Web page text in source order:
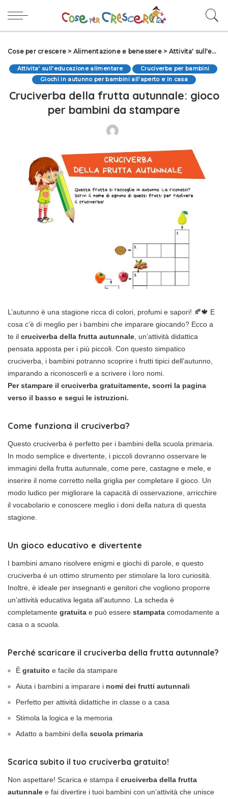
Cose per crescere > Alimentazione e benessere> Attivita' sull'educazione alimentare
Attivita' sull'educazione alimentare
Cruciverba per bambini
Giochi in autunno per bambini all'aperto e in casa
Cruciverba della frutta autunnale: gioco
per bambini da stampare
L’autunno è una stagione ricca di colori, profumi e sapori! 🍂🍁 E
cosa c’è di meglio per i bambini che imparare giocando? Ecco a
te il cruciverba della frutta autunnale , un’attività didattica
pensata apposta per i più piccoli. Con questo simpatico
cruciverba, i bambini potranno scoprire i frutti tipici dell’autunno,
imparando a riconoscerli e a scrivere i loro nomi.
Per stampare il cruciverba gratuitamente, scorri la pagina
verso il basso e segui le istruzioni.
Come funziona il cruciverba?
Questo cruciverba è perfetto per i bambini della scuola primaria.
In modo semplice e divertente, i piccoli dovranno osservare le
immagini della frutta autunnale, come pere, castagne e mele, e
inserire il nome corretto nella griglia per completare il gioco. Un
modo ludico per migliorare la capacità di osservazione, arricchire
il vocabolario e conoscere meglio i doni della natura di questa
stagione.
Un gioco educativo e divertente
I bambini amano risolvere enigmi e giochi di parole, e questo
cruciverba è un ottimo strumento per stimolare la loro curiosità.
Inoltre, è ideale per insegnanti e genitori che vogliono proporre
un’attività educativa legata all’autunno. La scheda è
completamente gratuita e può essere stampata comodamente a
casa o a scuola.
Perché scaricare il cruciverba della frutta autunnale?
È gratuito e facile da stampare
Aiuta i bambini a imparare i nomi dei frutti autunnali
Perfetto per attività didattiche in classe o a casa
Stimola la logica e la memoria
Adatto a bambini della scuola primaria
Scarica subito il tuo cruciverba gratuito!
Non aspettare! Scarica e stampa il cruciverba della frutta
autunnale e fai divertire i tuoi bambini con un’attività che unisce